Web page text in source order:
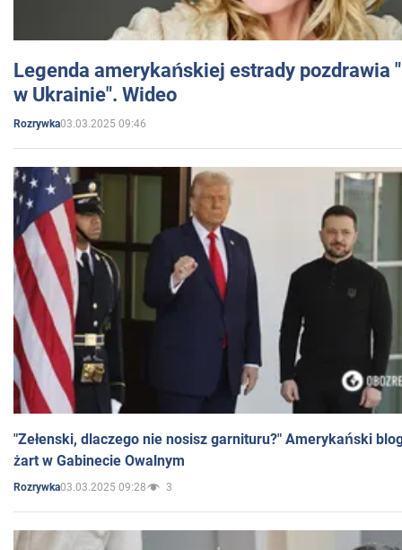
Legenda amerykańskiej estrady pozdrawia
w Ukrainie". Wideo
Rozrywka03.03.2025 09:46
"Zełenski, dlaczego nie nosisz garnituru?" Amerykański
żart w Gabinecie Owalnym
Rozrywka03.03.2025 09:28 3